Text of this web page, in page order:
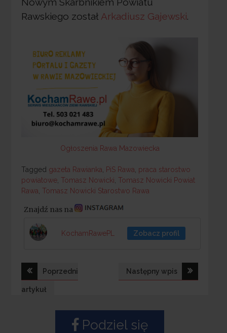
Rawskiego został Arkadiusz Gajewski.
Ogłoszenia Rawa Mazowiecka
Tagged
Tagged gazeta Rawianka PiS Rawa praca starostwo
powiatowe, Tomasz Nowicki Tomasz Nowicki Powiat
Rawa Tomasz Nowicki Starostwo Rawa
Znajdź nas na
KochamRawePL Zobacz profil
Nawigacja
wpisu
Poprzedni
artykuł
Następny wpis
Podziel się